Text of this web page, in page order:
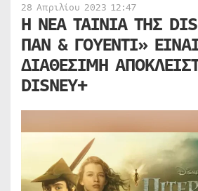
28 Απριλίου 2023 12:47
Η ΝΕΑ ΤΑΙΝΙΑ ΤΗΣ
ΠΑΝ & ΓΟΥΕΝΤΙ»
ΔΙΑΘΕΣΙΜΗ
DISNEY+